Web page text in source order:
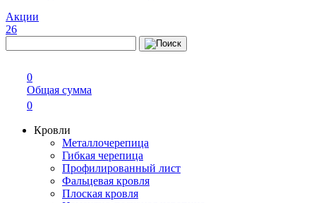
Акции
26
0
Общая сумма
0
Кровли
Металлочерепица
Гибкая черепица
Профилированный лист
Фальцевая кровля
Плоская кровля